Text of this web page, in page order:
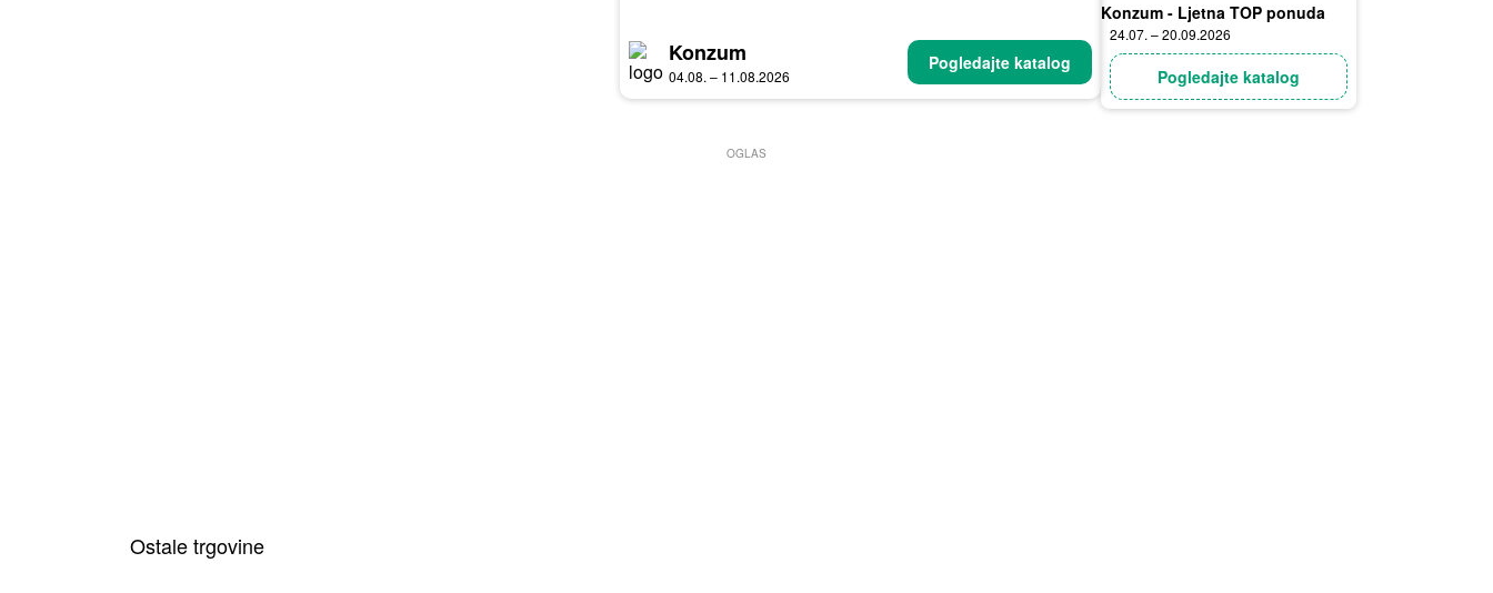
Konzum
04.08. – 11.08.2026
Pogledajte katalog
Konzum - Ljetna TOP ponuda
24.07. – 20.09.2026
Pogledajte katalog
OGLAS
Ostale trgovine